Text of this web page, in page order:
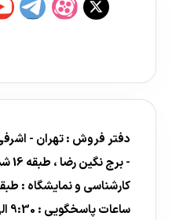
دفتر فروش : تهران -
- برج نگین رضا ، طبقه 16 شمالی، واحد 1602
کارشناسی و نمایشگاه :
ساعات پاسخگویی : 9:30 الی 16:30